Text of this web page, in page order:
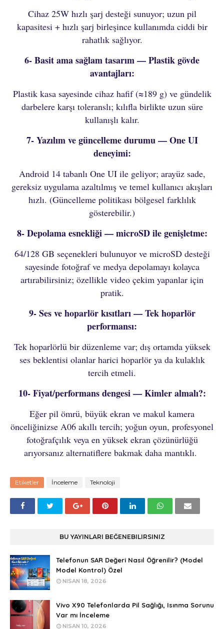
Cihaz 25W hızlı şarj desteği sunuyor; uzun pil
kapasitesi + hızlı şarj birleşince kullanımda ciddi bir
rahatlık sağlıyor.
6- Basit ama sağlam tasarım — Plastik gövde
avantajları:
Plastik kasa sayesinde cihaz hafif (≈189 g) ve gündelik
darbelere karşı toleranslı; kılıfla birlikte uzun süre
kullanışlı kalır.
7- Yazılım ve güncelleme durumu — One UI
deneyimi:
Android 14 tabanlı One UI ile geliyor; arayüz sade,
gereksiz uygulama azaltılmış ve temel kullanıcı akışları
hızlı. (Güncelleme politikası bölgesel farklılık
gösterebilir.)
8- Depolama esnekliği — microSD ile genişletme:
64/128 GB seçenekleri bulunuyor ve microSD desteği
sayesinde fotoğraf ve medya depolamayı kolayca
artırabilirsiniz; özellikle video çekim yapanlar için
pratik.
9- Ses ve hoparlör kısıtları — Tek hoparlör
performansı:
Tek hoparlörlü bir düzenleme var; dış ortamda yüksek
ses beklentisi olanlar harici hoparlör ya da kulaklık
tercih etmeli.
10- Fiyat/performans dengesi — Kimler almalı?:
Eğer pil ömrü, büyük ekran ve makul kamera
önceliğinizse A06 akıllı tercih; yoğun oyun, profesyonel
fotoğrafçılık veya en yüksek ekran çözünürlüğü
arıyorsanız alternatiflere bakmak daha mantıklı.
Etiketler İnceleme Teknoloji
BU YAYINLARI BEĞENEBILIRSINIZ
Telefonun SAR Değeri Nasıl Öğrenilir? (Model
Model Kontrol) Özel
NISAN 18, 2026
Vivo X90 Telefonlarda Pil Sağlığı, Isınma Sorunu
Var mı İnceleme
NISAN 10, 2026